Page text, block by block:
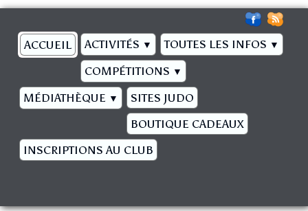
ACCUEIL ACTIVITÉS ▼ TOUTES LES INFOS ▼
COMPÉTITIONS ▼
MÉDIATHÈQUE ▼
SITES JUDO
BOUTIQUE CADEAUX
INSCRIPTIONS AU CLUB